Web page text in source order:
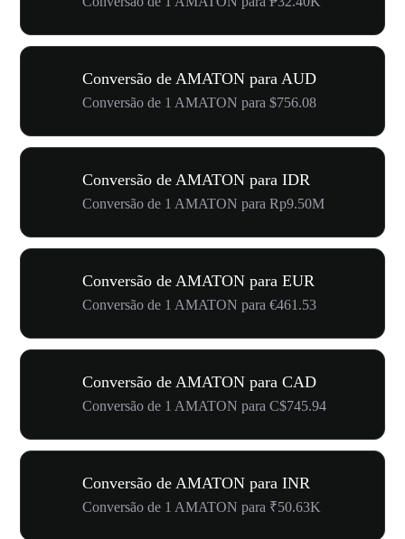
Conversão de AMATON para AUD
Conversão de 1 AMATON para $756.08
Conversão de AMATON para IDR
Conversão de 1 AMATON para Rp9.50M
Conversão de AMATON para EUR
Conversão de 1 AMATON para €461.53
Conversão de AMATON para CAD
Conversão de 1 AMATON para C$745.94
Conversão de AMATON para INR
Conversão de 1 AMATON para ₹50.63K